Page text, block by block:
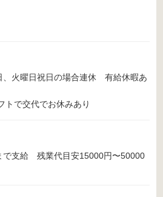
、火曜日祝日の場合連休 有給休暇あ
で交代でお休みあり
で支給 残業代目安15000円〜50000